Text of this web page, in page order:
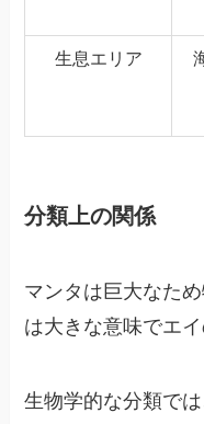
生息エリア
分類上の関係
マンタは巨大なた
は大きな意味でエイ
生物学的な分類で